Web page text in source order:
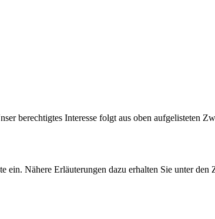
berechtigtes Interesse folgt aus oben aufgelisteten
Nähere Erläuterungen dazu erhalten Sie unter